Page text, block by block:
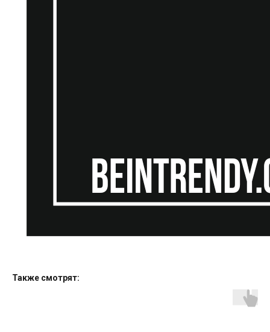
Также смотрят: